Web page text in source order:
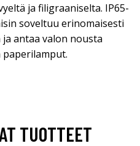
ja filigraaniselta. IP65-
soveltuu erinomaisesti
antaa valon nousta
TUOTTEET